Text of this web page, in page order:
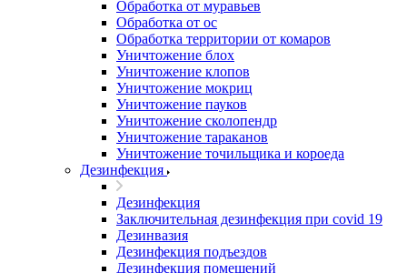
Обработка от муравьев
Обработка от ос
Обработка территории от комаров
Уничтожение блох
Уничтожение клопов
Уничтожение мокриц
Уничтожение пауков
Уничтожение сколопендр
Уничтожение тараканов
Уничтожение точильщика и короеда
Дезинфекция
Дезинфекция
Заключительная дезинфекция при covid 19
Дезинвазия
Дезинфекция подъездов
Дезинфекция помещений